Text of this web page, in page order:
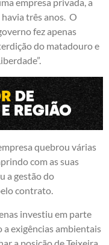
três anos. O
fez apenas
do matadouro e
quebrou várias
com as suas
a gestão do
contrato.
investiu em parte
a exigências ambientais